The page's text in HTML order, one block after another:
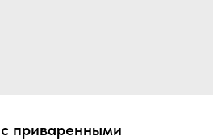
приваренными